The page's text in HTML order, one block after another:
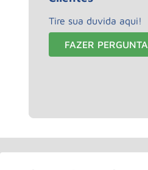
Tire sua duvida aqui!
FAZER PERGUNTA